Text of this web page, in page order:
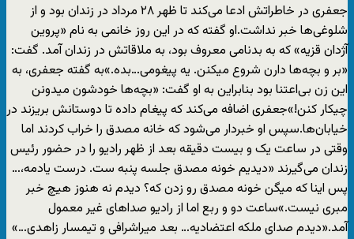
جعفری در خاطراتش ادعا می‌کند تا ظهر ۲۸ مرداد در زندان بود و از
شلوغی‌ها خبر نداشت.او گفته که در این روز خانمی به نام «پروین
آژدان قزیه» که به بدنامی معروف بود، به ملاقاتش در زندان آمد. گفت:
«بر و بچه‌ها دارن شروع میکنن. یه پیغومی…بده.»به گفته جعفری، به
این زن بی‌اعتنا بود بنابراین به او گفت: «بچه‌ها خودشون میدونن
چیکار کنن!»جعفری اضافه می‌کند که پیغام داده تا دوستانش بریزند در
خیابان‌ها.سپس او خبردار می‌شود که خانه مصدق را خراب کردند اما
وقتی در ساعت یک و بیست دقیقه بعد از ظهر رادیو را در حضور رئیس
زندان می‌گیرند «دیدیم خونه مصدق جلسه پنبه ست. درست یادمه،…
پس اینا که میگن خونه مصدق رو زدن که؟ دیدم نه هنوز هیچ خبر
مبری نیست.»ساعت دو و ربع اما از رادیو صداهای غیر معمول
آمد.«دیدم صدای ملکه اعتضادیه… بعد میراشرافی و تیمسار زاهدی…»